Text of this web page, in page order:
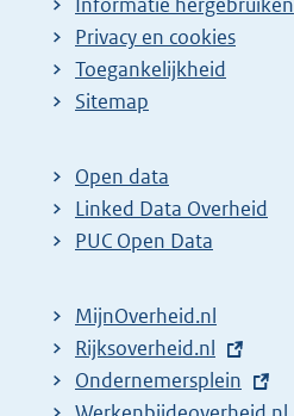
Privacy en cookies
Toegankelijkheid
Sitemap
Open data
Linked Data Overheid
PUC Open Data
MijnOverheid.nl
E
x
Rijksoverheid.nl
E
Ondernemersplein